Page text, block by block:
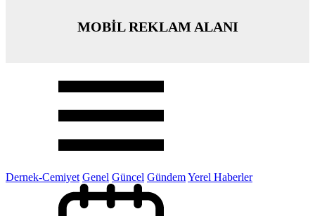
MOBİL REKLAM ALANI
Dernek-Cemiyet Genel Güncel GündemYerel Haberler